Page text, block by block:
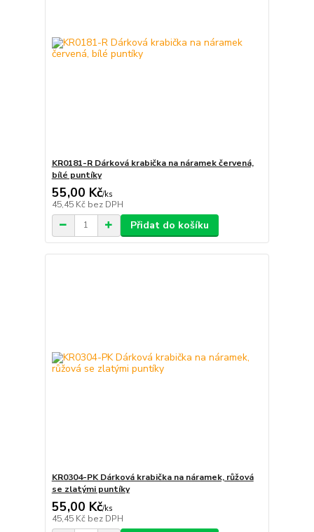
KR0181-R Dárková krabička na náramek červená,
bílé puntíky
55,00 Kč/ks
45,45 Kč bez DPH
Přidat do košíku
KR0304-PK Dárková krabička na náramek, růžová
se zlatými puntíky
55,00 Kč/ks
45,45 Kč bez DPH